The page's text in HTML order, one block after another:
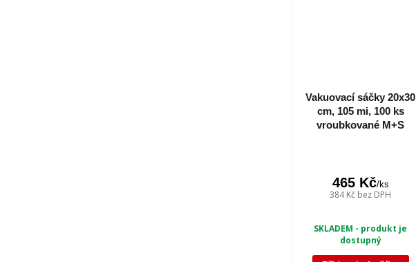
Vakuovací sáčky 20x30
cm, 105 mi, 100 ks
vroubkované M+S
465 Kč/ks
384 Kč bez DPH
SKLADEM - produkt je
dostupný